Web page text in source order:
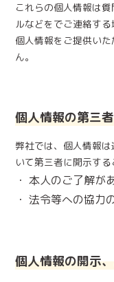
これらの個人情報は
ルなどをでご連絡する
個人情報をご提供い
ん。
個人情報の第三
弊社では、個人情報
いて第三者に開示する
本人のご了解が
法令等への協力
個人情報の開示